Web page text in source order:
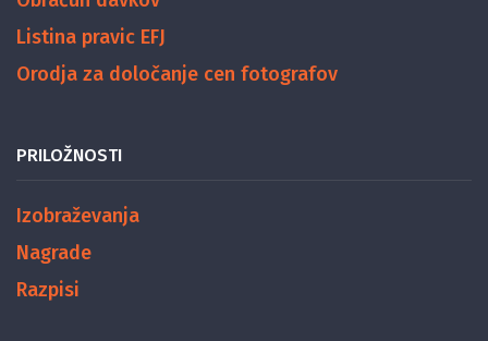
Listina pravic EFJ
Orodja za določanje cen fotografov
PRILOŽNOSTI
Izobraževanja
Nagrade
Razpisi